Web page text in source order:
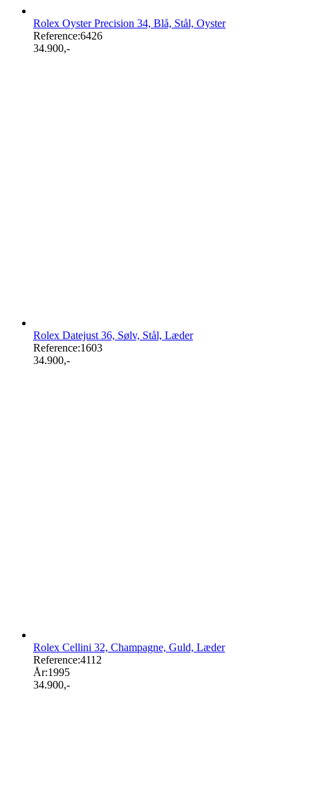
Rolex Oyster Precision 34, Blå, Stål, Oyster
Reference:6426
34.900,-
Rolex Datejust 36, Sølv, Stål, Læder
Reference:1603
34.900,-
Rolex Cellini 32, Champagne, Guld, Læder
Reference:4112
År:1995
34.900,-